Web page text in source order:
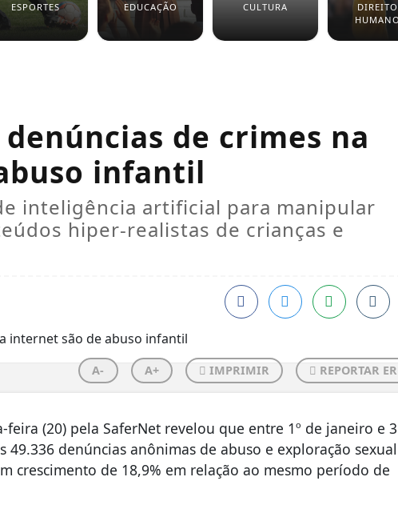
ESPORTES EDUCAÇÃO CULTURA
denúncias de crimes na
infantil
inteligência artificial para manipular
hiper-realistas de crianças e
A- A+ IMPRIMIR REPORTAR
(20) pela SaferNet revelou que entre 1º de janeiro e
denúncias anônimas de abuso e exploração sexual
crescimento de 18,9% em relação ao mesmo período de